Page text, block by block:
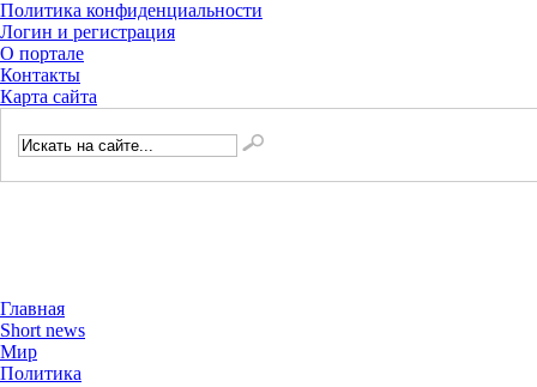
Политика конфиденциальности
Логин и регистрация
О портале
Контакты
Карта сайта
Главная
Short news
Мир
Политика